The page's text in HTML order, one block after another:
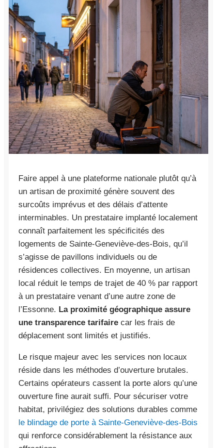
Faire appel à une plateforme nationale plutôt qu’à
un artisan de proximité génère souvent des
surcoûts imprévus et des délais d’attente
interminables. Un prestataire implanté localement
connaît parfaitement les spécificités des
logements de Sainte-Geneviève-des-Bois, qu’il
s’agisse de pavillons individuels ou de
résidences collectives. En moyenne, un artisan
local réduit le temps de trajet de 40 % par rapport
à un prestataire venant d’une autre zone de
l’Essonne. La proximité géographique assure
une transparence tarifaire car les frais de
déplacement sont limités et justifiés.
Le risque majeur avec les services non locaux
réside dans les méthodes d’ouverture brutales.
Certains opérateurs cassent la porte alors qu’une
ouverture fine aurait suffi. Pour sécuriser votre
habitat, privilégiez des solutions durables comme
le blindage de porte à Sainte-Geneviève-des-Bois
qui renforce considérablement la résistance aux